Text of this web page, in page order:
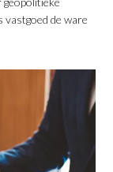
vastgoed de ware